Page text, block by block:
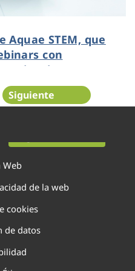
Aquae STEM, que
con
ciencia
Siguiente
Web
de la web
cookies
de datos